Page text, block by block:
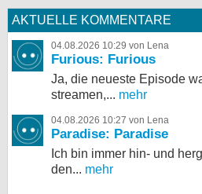
AKTUELLE KOMMENTARE
04.08.2026 10:29 von Lena
Furious: Furious
Ja, die neueste Episode
streamen,... mehr
04.08.2026 10:27 von Lena
Paradise: Paradise
Ich bin immer hin- und
den... mehr